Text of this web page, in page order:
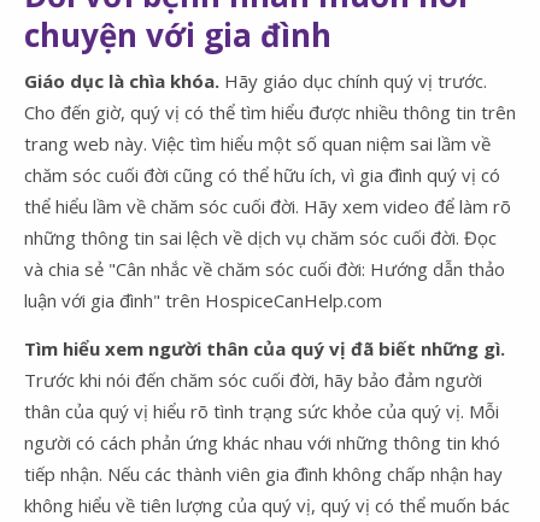
chuyện với gia đình
Giáo dục là chìa khóa. Hãy giáo dục chính quý vị trước.
Cho đến giờ, quý vị có thể tìm hiểu được nhiều thông tin trên
trang web này. Việc tìm hiểu một số quan niệm sai lầm về
chăm sóc cuối đời cũng có thể hữu ích, vì gia đình quý vị có
thể hiểu lầm về chăm sóc cuối đời. Hãy xem video để làm rõ
những thông tin sai lệch về dịch vụ chăm sóc cuối đời. Đọc
và chia sẻ "Cân nhắc về chăm sóc cuối đời: Hướng dẫn thảo
luận với gia đình" trên HospiceCanHelp.com
Tìm hiểu xem người thân của quý vị đã biết những gì.
Trước khi nói đến chăm sóc cuối đời, hãy bảo đảm người
thân của quý vị hiểu rõ tình trạng sức khỏe của quý vị. Mỗi
người có cách phản ứng khác nhau với những thông tin khó
tiếp nhận. Nếu các thành viên gia đình không chấp nhận hay
không hiểu về tiên lượng của quý vị, quý vị có thể muốn bác